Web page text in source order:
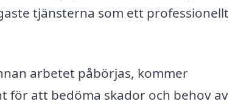
tjänsterna som ett professionellt
arbetet påbörjas, kommer
för att bedöma skador och behov av